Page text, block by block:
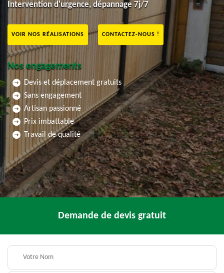
Intervention d'urgence, dépannage 7j/7
VOIR NOS RÉALISATIONS CONTACTEZ-NOUS !
Nos engagements
Devis et déplacement gratuits
Sans engagement
Artisan passionné
Prix imbattable
Travail de qualité
Demande de devis gratuit